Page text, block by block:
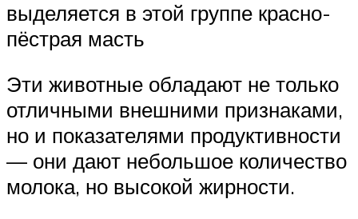
выделяется в этой группе красно-
пёстрая масть
Эти животные обладают не только
отличными внешними признаками,
но и показателями продуктивности
— они дают небольшое количество
молока, но высокой жирности.